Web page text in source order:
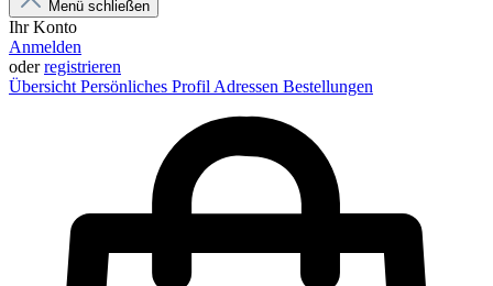
Menü schließen
Ihr Konto
Anmelden
oderregistrieren
Übersicht Persönliches Profil Adressen Bestellungen